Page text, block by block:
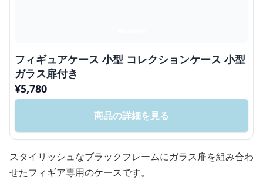
フィギュアケース 小型 コレクションケース 小型
ガラス扉付き
¥5,780
商品の詳細を見る
スタイリッシュなブラックフレームにガラス扉を組み合わ
せたフィギア専用のケースです。